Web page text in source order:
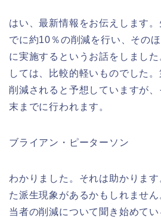
はい、最新情報をお伝えします
でに約10％の削減を行い、その
に実施するというお話をしまし
しては、比較的軽いものでした
削減されると予想していますが
末までに行われます。
ブライアン・ピーターソン
わかりました。それは助かりま
た派生現象があるかもしれませ
当者の削減について聞き始めて